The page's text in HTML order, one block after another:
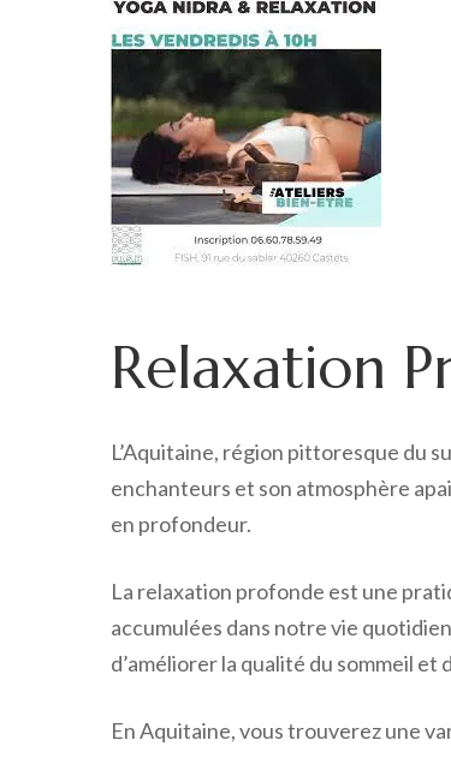
Relaxation
L’Aquitaine, région pittoresque du
enchanteurs et son atmosphère
en profondeur.
La relaxation profonde est une
accumulées dans notre vie
d’améliorer la qualité du sommeil
En Aquitaine, vous trouverez une